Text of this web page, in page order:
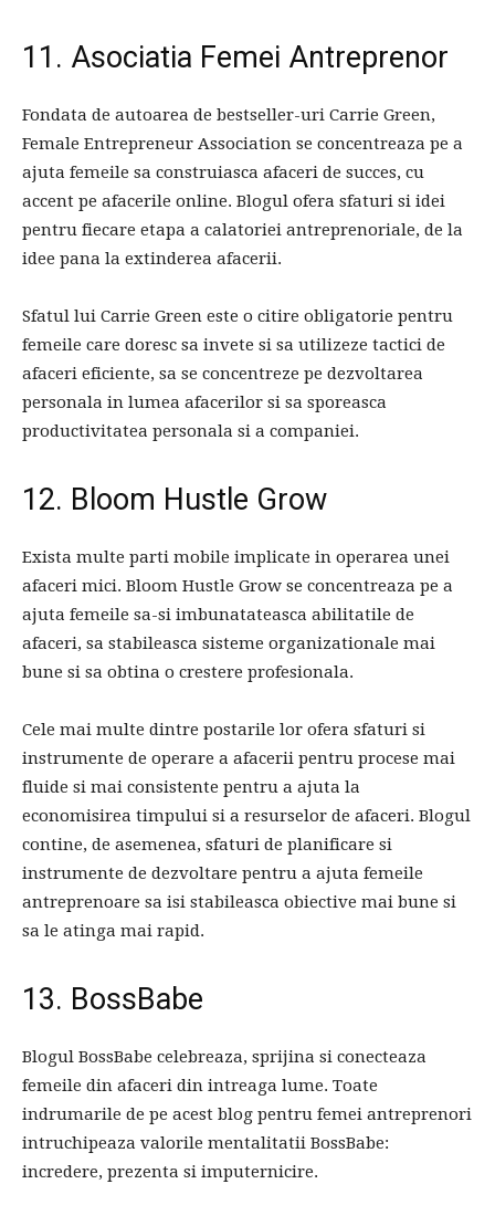
11. Asociatia Femei Antreprenor
Fondata de autoarea de bestseller-uri Carrie Green,
Female Entrepreneur Association se concentreaza pe a
ajuta femeile sa construiasca afaceri de succes, cu
accent pe afacerile online. Blogul ofera sfaturi si idei
pentru fiecare etapa a calatoriei antreprenoriale, de la
idee pana la extinderea afacerii.
Sfatul lui Carrie Green este o citire obligatorie pentru
femeile care doresc sa invete si sa utilizeze tactici de
afaceri eficiente, sa se concentreze pe dezvoltarea
personala in lumea afacerilor si sa sporeasca
productivitatea personala si a companiei.
12. Bloom Hustle Grow
Exista multe parti mobile implicate in operarea unei
afaceri mici. Bloom Hustle Grow se concentreaza pe a
ajuta femeile sa-si imbunatateasca abilitatile de
afaceri, sa stabileasca sisteme organizationale mai
bune si sa obtina o crestere profesionala.
Cele mai multe dintre postarile lor ofera sfaturi si
instrumente de operare a afacerii pentru procese mai
fluide si mai consistente pentru a ajuta la
economisirea timpului si a resurselor de afaceri. Blogul
contine, de asemenea, sfaturi de planificare si
instrumente de dezvoltare pentru a ajuta femeile
antreprenoare sa isi stabileasca obiective mai bune si
sa le atinga mai rapid.
13. BossBabe
Blogul BossBabe celebreaza, sprijina si conecteaza
femeile din afaceri din intreaga lume. Toate
indrumarile de pe acest blog pentru femei antreprenori
intruchipeaza valorile mentalitatii BossBabe:
incredere, prezenta si imputernicire.